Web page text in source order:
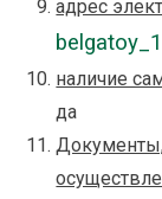
адрес
наличие
да